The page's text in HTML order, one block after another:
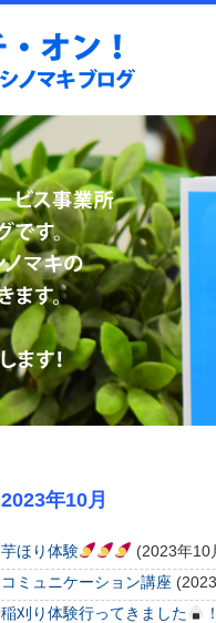
2023年10月
芋ほり体験
(2023年10
コミュニケーション講座
稲刈り体験行ってきました
！